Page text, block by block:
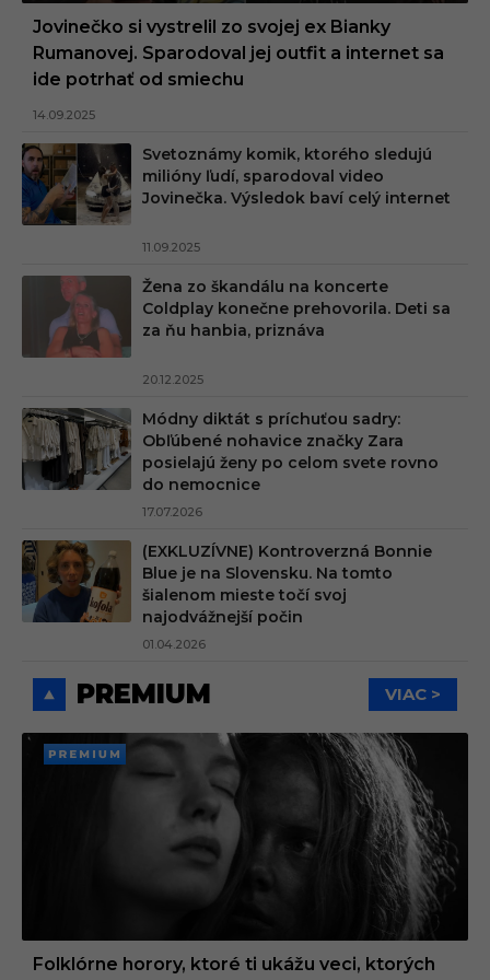
Jovinečko si vystrelil zo svojej ex Bianky
Rumanovej. Sparodoval jej outfit a internet sa
ide potrhať od smiechu
14.09.2025
Svetoznámy komik, ktorého sledujú
milióny ľudí, sparodoval video
Jovinečka. Výsledok baví celý internet
11.09.2025
Žena zo škandálu na koncerte
Coldplay konečne prehovorila. Deti sa
za ňu hanbia, priznáva
20.12.2025
Módny diktát s príchuťou sadry:
Obľúbené nohavice značky Zara
posielajú ženy po celom svete rovno
do nemocnice
17.07.2026
(EXKLUZÍVNE) Kontroverzná Bonnie
Blue je na Slovensku. Na tomto
šialenom mieste točí svoj
najodvážnejší počin
01.04.2026
PREMIUM VIAC >
PREMI
Folklórne horory, ktoré ti ukážu veci, ktorých